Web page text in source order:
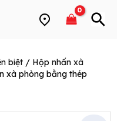
biệt / Hộp nhấn xà
xà phòng bằng thép